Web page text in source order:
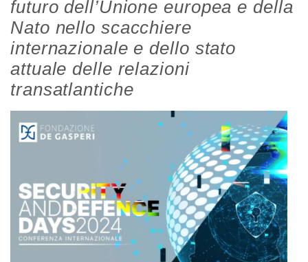
futuro dell’Unione europea e della
Nato nello scacchiere
internazionale e dello stato
attuale delle relazioni
transatlantiche